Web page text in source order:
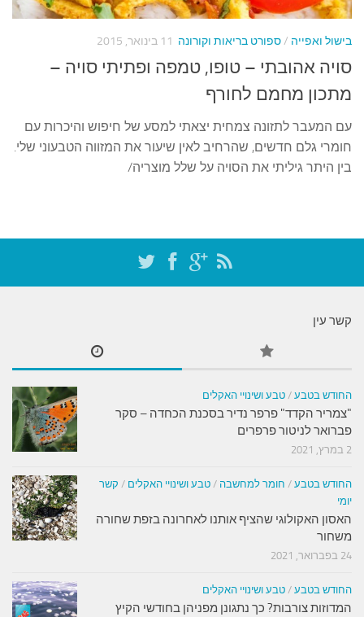
עצות סבתא
סבתא מספרת
נווה הבלוגים
קשר משפחתי
כתבו אלינו
בישול ואפייה /ספורט בריאות וקורונה 11 בינואר, 2015
סויה אהובתי – טופו, טמפה ופתיתי סויה –
מתכון מחמם לחורף
עם המעבר לתזונה צמחית יצאתי למסע של חיפוש והיכרות עם
חומרי גלם חדשים, שהרחיב לאין שיעור את המזווה הטבעוני שלי.
בין היתר גיליתי את הסויה על שלל מוצריה/
קשר עין
החודש בטבע / טבע ושינויי האקלים
"צמריר הקדד" פרפר נדיר בסכנת הכחדה – סקר
פברואר לניטור פרפרים
2 במרץ, 2021
החודש בטבע / חומר למחשבה / טבע ושינויי האקלים / קשר
יומי
האסון האקולוגי שהציף אותנו לאחרונה בזפת שחורה
משחור
24 בפברואר, 2021
החודש בטבע / טבע ושינויי האקלים
המדוזות צורבות? כך נתגונן מפניהן בחודשי הקיץ